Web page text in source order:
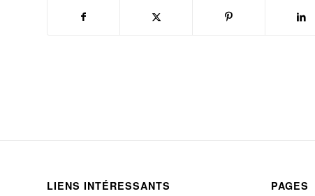
LIENS INTÉRESSANTS PAGES